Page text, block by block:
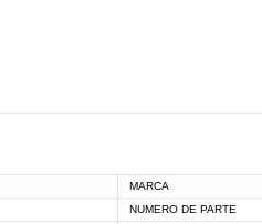
MARCA
NUMERO DE PARTE